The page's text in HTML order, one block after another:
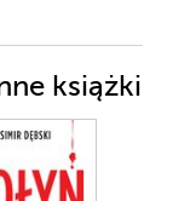
książki